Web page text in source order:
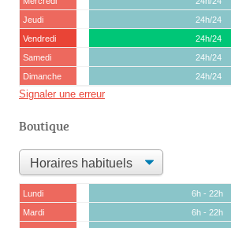
Jeudi
24h/24
Vendredi
24h/24
Samedi
24h/24
Dimanche
24h/24
Signaler une erreur
Boutique
Lundi
6h - 22h
Mardi
6h - 22h